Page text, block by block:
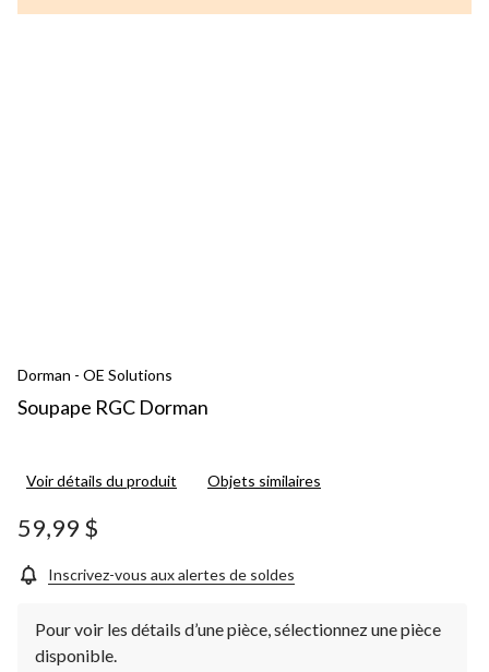
Dorman - OE Solutions
Soupape RGC Dorman
Voir détails du produit Objets similaires
59,99 $
Inscrivez-vous aux alertes de soldes
Pour voir les détails d’une pièce, sélectionnez une pièce
disponible.